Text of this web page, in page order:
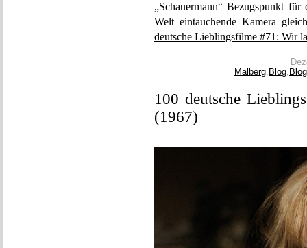
„Schauermann“ Bezugspunkt
Welt eintauchende Kamera
deutsche Lieblingsfilme #71: Wir
Malberg, Blog,
100 deutsche
(1967)